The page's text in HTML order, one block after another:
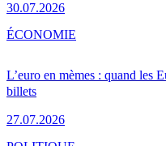
30.07.2026
L’euro en mèmes : quand les
billets
27.07.2026
ÉCONOMIE